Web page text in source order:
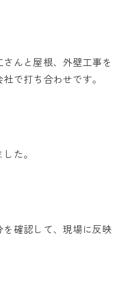
2157
んと屋根、外壁工事を
で打ち合わせです。
た。
確認して、現場に反映